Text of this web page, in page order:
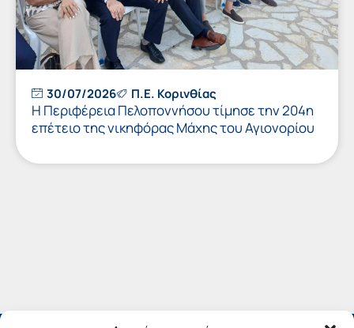
30/07/2026 Π.Ε. Κορινθίας
Η Περιφέρεια Πελοποννήσου τίμησε την 204η
επέτειο της νικηφόρας Μάχης του Αγιονορίου